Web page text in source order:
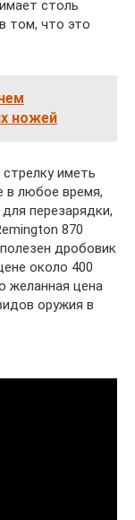
столь
том, что это
ножей
иметь
в любое время,
перезарядки,
870
дробовик
около 400
желанная цена
оружия в